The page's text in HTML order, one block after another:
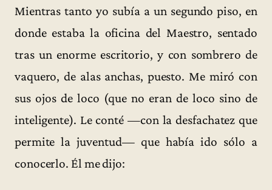
Mientras tanto yo subía a un segundo piso, en
donde estaba la oficina del Maestro, sentado
tras un enorme escritorio, y con sombrero de
vaquero, de alas anchas, puesto. Me miró con
sus ojos de loco (que no eran de loco sino de
inteligente). Le conté —con la desfachatez que
permite la juventud— que había ido sólo a
conocerlo. Él me dijo: